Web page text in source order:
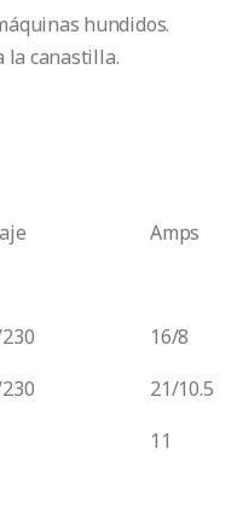
hundidos.
la canastilla.
Amps
16/8
21/10.5
11